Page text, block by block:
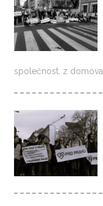
společnost, z domova